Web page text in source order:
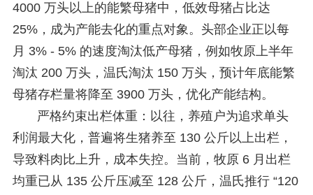
4000 万头以上的能繁母猪中，低效母猪占比达
25%，成为产能去化的重点对象。头部企业正以每
月 3% - 5% 的速度淘汰低产母猪，例如牧原上半年
淘汰 200 万头，温氏淘汰 150 万头，预计年底能繁
母猪存栏量将降至 3900 万头，优化产能结构。
严格约束出栏体重：以往，养殖户为追求单头
利润最大化，普遍将生猪养至 130 公斤以上出栏，
导致料肉比上升，成本失控。当前，牧原 6 月出栏
均重已从 135 公斤压减至 128 公斤，温氏推行 “120